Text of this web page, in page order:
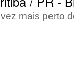
mais perto